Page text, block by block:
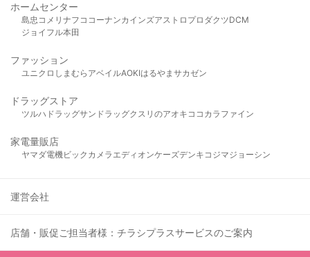
ホームセンター
島忠 コメリ ナフコ コーナンカインズアストロプロダクツDCM
ジョイフル本田
ファッション
ユニクロ しまむら アベイルAOKIはるやま サカゼン
ドラッグストア
ツルハドラッグサンドラッグクスリのアオキ ココカラファイン
家電量販店
ヤマダ電機ビックカメラ エディオンケーズデンキ コジマジョーシン
運営会社
店舗・販促ご担当者様：チラシプラスサービスのご案内